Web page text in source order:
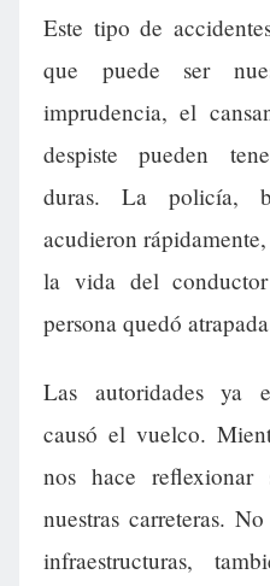
Este tipo de
que puede ser
imprudencia, el
despiste pueden
duras. La policía,
acudieron
la vida del
persona quedó
Las autoridades ya
causó el vuelco.
nos hace reflexionar
nuestras carreteras.
infraestructuras,